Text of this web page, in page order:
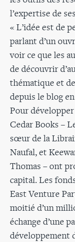
l’expertise de
« L’idée est de
parlant d’un
voir ce que les
de découvrir
thématique et
depuis le blog
Pour
Cedar Books –
sœur de la
Naufal, et
Thomas – ont
capital. Les
East Venture
moitié d’un
échange d’une
développement